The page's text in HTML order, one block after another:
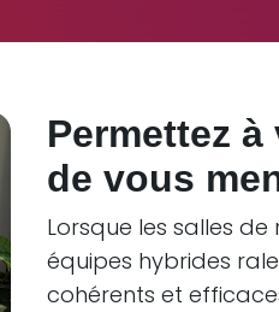
Permettez
de vous
Lorsque les salles
équipes hybrides
cohérents et